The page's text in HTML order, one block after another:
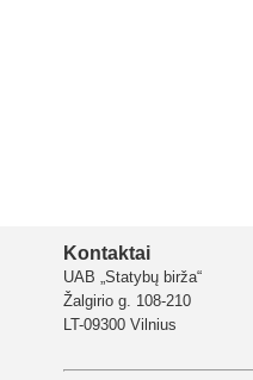
Kontaktai
UAB „Statybų birža“
Žalgirio g. 108-210
LT-09300 Vilnius